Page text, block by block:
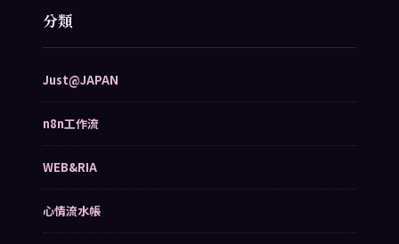
分類
Just@JAPAN
n8n工作流
WEB&RIA
心情流水帳